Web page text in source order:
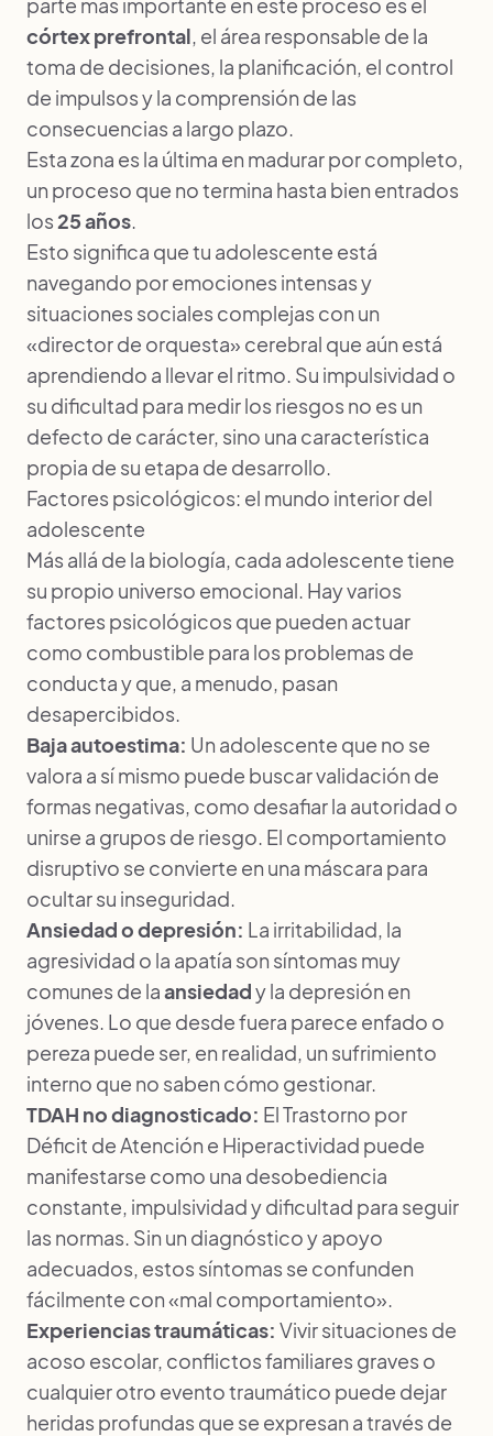
córtex prefrontal , el área responsable de la
toma de decisiones, la planificación, el control
de impulsos y la comprensión de las
consecuencias a largo plazo.
Esta zona es la última en madurar por completo,
un proceso que no termina hasta bien entrados
los 25 años
Esto significa que tu adolescente está
navegando por emociones intensas y
situaciones sociales complejas con un
«director de orquesta» cerebral que aún está
aprendiendo a llevar el ritmo. Su impulsividad o
su dificultad para medir los riesgos no es un
defecto de carácter, sino una característica
propia de su etapa de desarrollo.
Factores psicológicos: el mundo interior del
adolescente
Más allá de la biología, cada adolescente tiene
su propio universo emocional. Hay varios
factores psicológicos que pueden actuar
como combustible para los problemas de
conducta y que, a menudo, pasan
desapercibidos.
Baja autoestima: Un adolescente que no se
valora a sí mismo puede buscar validación de
formas negativas, como desafiar la autoridad o
unirse a grupos de riesgo. El comportamiento
disruptivo se convierte en una máscara para
ocultar su inseguridad.
Ansiedad o depresión: La irritabilidad, la
agresividad o la apatía son síntomas muy
comunes de laansiedady la depresión en
jóvenes. Lo que desde fuera parece enfado o
pereza puede ser, en realidad, un sufrimiento
interno que no saben cómo gestionar.
TDAH no diagnosticado: ElTrastorno por
Déficit de Atención e Hiperactividad puede
manifestarse como una desobediencia
constante, impulsividad y dificultad para seguir
las normas. Sin un diagnóstico y apoyo
adecuados, estos síntomas se confunden
fácilmente con «mal comportamiento».
Experiencias traumáticas: Vivir situaciones de
acoso escolar, conflictos familiares graves o
cualquier otro evento traumático puede dejar
heridas profundas que se expresan a través de